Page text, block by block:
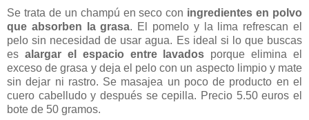
Se trata de un champú en seco con ingredientes en polvo
que absorben la grasa. El pomelo y la lima refrescan el
pelo sin necesidad de usar agua. Es ideal si lo que buscas
es alargar el espacio entre lavados porque elimina el
exceso de grasa y deja el pelo con un aspecto limpio y mate
sin dejar ni rastro. Se masajea un poco de producto en el
cuero cabelludo y después se cepilla. Precio 5.50 euros el
bote de 50 gramos.